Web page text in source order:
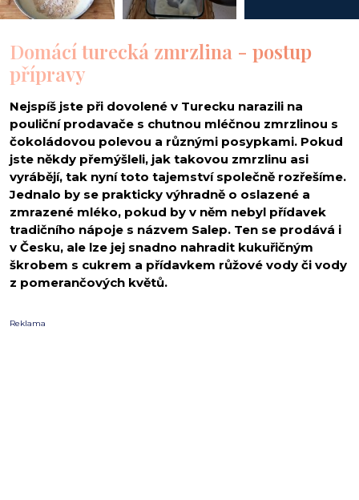
Domácí turecká zmrzlina - postup
přípravy
Nejspíš jste při dovolené v Turecku narazili na
pouliční prodavače s chutnou mléčnou zmrzlinou s
čokoládovou polevou a různými posypkami. Pokud
jste někdy přemýšleli, jak takovou zmrzlinu asi
vyrábějí, tak nyní toto tajemství společně rozřešíme.
Jednalo by se prakticky výhradně o oslazené a
zmrazené mléko, pokud by v něm nebyl přídavek
tradičního nápoje s názvem Salep. Ten se prodává i
v Česku, ale lze jej snadno nahradit kukuřičným
škrobem s cukrem a přídavkem růžové vody či vody
z pomerančových květů.
Reklama